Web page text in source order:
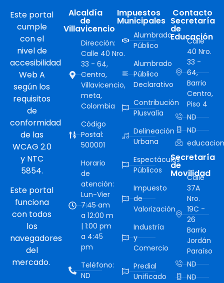
Este portal
cumple
con el
nivel de
accesibilidad
Web A
según los
requisitos
de
conformidad
de las
WCAG 2.0
y NTC
5854.
Este portal
funciona
con todos
los
navegadores
del
mercado.
Alcaldía
de
Villavicencio
Dirección:
Calle 40 Nro.
33 - 64,
Centro,
Villavicencio,
meta,
Colombia
Código
Postal:
500001
Horario
de
atención:
Lun-Vier
7:45 am
a 12:00 m
| 1:00 pm
a 4:45
pm
Teléfono:
ND
Impuestos
Municipales
Alumbrado
Público
Alumbrado
Público
Declarativo
Contribución
Plusvalía
Delineación
Urbana
Espectáculos
Públicos
Impuesto
de
Valorización
Industría
y
Comercio
Predial
Unificado
Contacto
Secretaría
de
Educación
Calle
40 Nro.
33 -
64,
Barrio
Centro,
Piso 4
ND
ND
Secretaría
de
Movilidad
Calle
37A
Nro.
19C -
26
Barrio
Jordán
Paraíso
ND
ND